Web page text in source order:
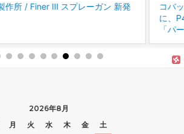
所 / Finer Ⅲ スプレーガン 新発
コバッ
に、
「パー
2026年8月
月 火 水 木 金
土